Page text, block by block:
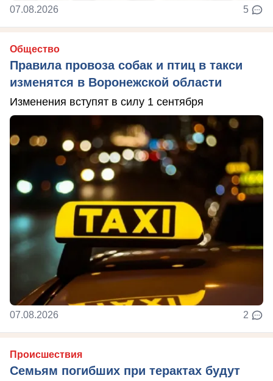
07.08.2026 5
Общество
Правила провоза собак и птиц в такси
изменятся в Воронежской области
Изменения вступят в силу 1 сентября
07.08.2026 2
Происшествия
Семьям погибших при терактах будут